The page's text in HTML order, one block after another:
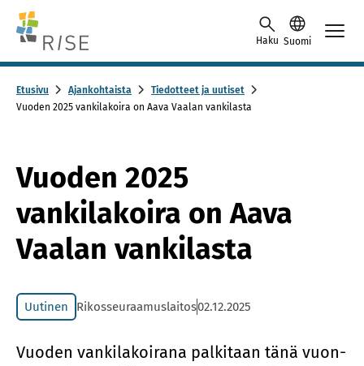
Skip to content -saavutettavuusohje
Haku Suomi
Etusivu Ajankohtaista
Tiedotteet ja uutiset
Vuoden 2025 vankilakoira on Aava Vaalan vankilasta
Vuoden 2025
vankilakoira on Aava
Vaalan vankilasta
Uutinen Rikosseuraamuslaitos02.12.2025
Vuo­den van­ki­la­koi­ra­na pal­ki­taan tänä vuon­